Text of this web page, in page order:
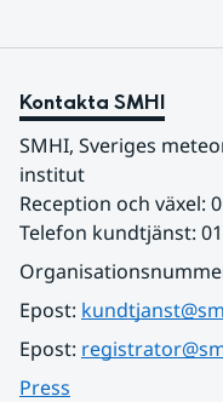
Kontakta SMHI
SMHI, Sveriges
institut
Reception och växel:
Telefon kundtjänst:
Epost:
Epost:
Press